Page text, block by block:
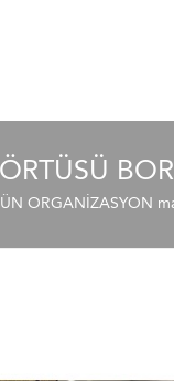
ORGANİZASYON